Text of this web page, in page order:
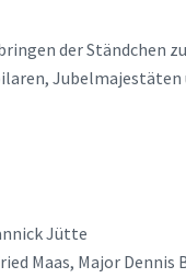
der Ständchen
Jubelmajestäten
Jütte
Maas, Major Dennis